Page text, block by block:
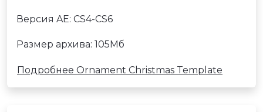
Версия AE: CS4-CS6
Размер архива: 105Мб
Подробнее Ornament Christmas Template